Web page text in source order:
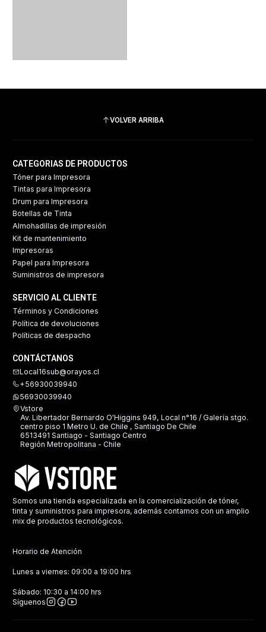
VOLVER ARRIBA
CATEGORIAS DE PRODUCTOS
Tóner para Impresora
Tintas para Impresora
Drum para Impresora
Botellas de Tinta
Almohadillas de impresión
Kit de mantenimiento
Impresoras
Papel para Impresora
Suministros de impresora
SERVICIO AL CLIENTE
Términos y Condiciones
Política de devoluciones
Políticas de despacho
CONTÁCTANOS
Local16sub@orayos.cl
+56930039940
56930039940
Vstore
Av. Libertador Bernardo O'Higgins 949, Local n°16 / Galería stgo.
centro piso 1 Metro U. de Chile , Santiago De Chile
6513491 Santiago - Santiago Centro
Región Metropolitana - Chile
Somos una tienda especializada en la comercialización de tóner,
tinta y suministros para impresora, además contamos con un amplio
mix de productos tecnológicos.
Horario de Atención
Lunes a viernes: 09:00 a 19:00 hrs
Sábado: 10:30 a 14:00 hrs
Síguenos